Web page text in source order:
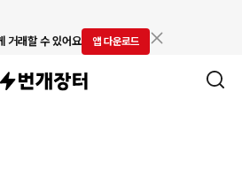
거래할 수 있어요 앱 다운로드